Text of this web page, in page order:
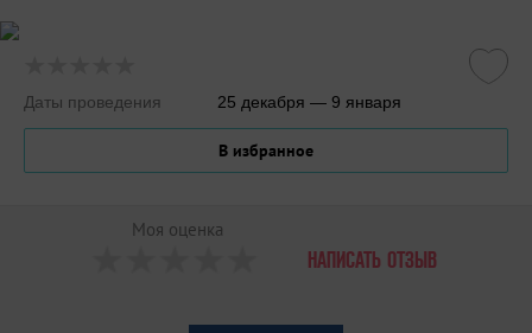
Даты проведения 25 декабря — 9 января
В избранное
Моя оценка
НАПИСАТЬ ОТЗЫВ